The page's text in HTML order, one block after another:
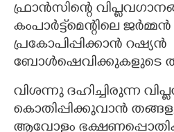
ഫ്രാൻസിന്റെ
കംപാർട്ട്മെന്റിലെ ജർമ്മൻ
പ്രകോപിപ്പിക്കാൻ റഷ്യൻ
ബോൾഷെവിക്കുകളുടെ
വിശന്നു ദഹിച്ചിരുന്ന
കൊതിപ്പിക്കുവാൻ
ആവോളം